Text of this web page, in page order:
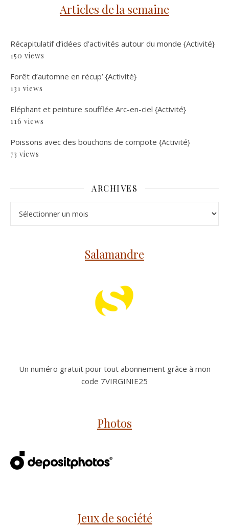
Articles de la semaine
Récapitulatif d’idées d’activités autour du monde {Activité}
150 views
Forêt d’automne en récup’ {Activité}
131 views
Eléphant et peinture soufflée Arc-en-ciel {Activité}
116 views
Poissons avec des bouchons de compote {Activité}
73 views
ARCHIVES
Salamandre
Un numéro gratuit pour tout abonnement grâce à mon
code 7VIRGINIE25
Photos
Jeux de société